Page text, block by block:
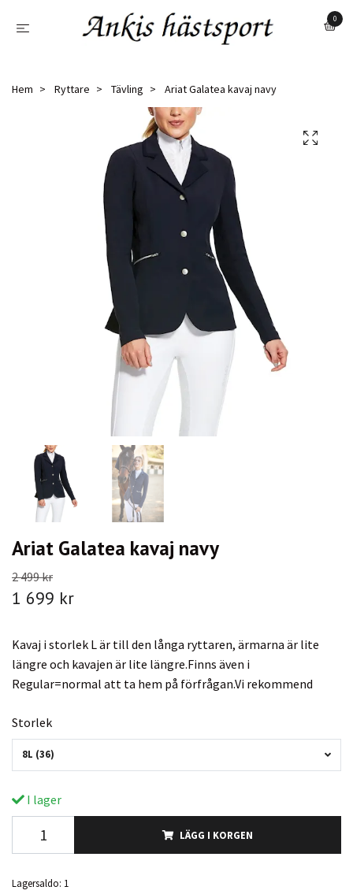
0
Hem Ryttare Tävling Ariat Galatea kavaj navy
Ariat Galatea kavaj navy
2 499 kr
1 699 kr
Kavaj i storlek L är till den långa ryttaren, ärmarna är lite
längre och kavajen är lite längre.Finns även i
Regular=normal att ta hem på förfrågan.Vi rekommend
Storlek
8L (36)
I lager
LÄGG I KORGEN
Lagersaldo: 1